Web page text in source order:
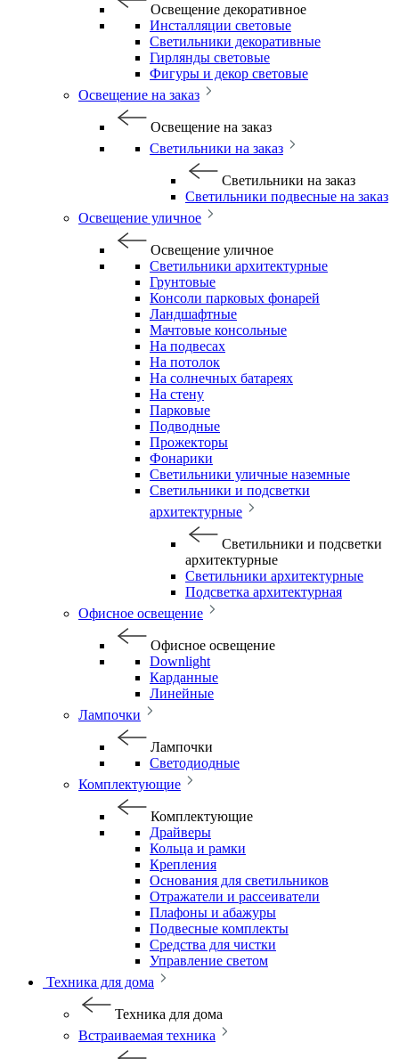
Освещение декоративное
Инсталляции световые
Светильники декоративные
Гирлянды световые
Фигуры и декор световые
Освещение на заказ
Освещение на заказ
Светильники на заказ
Светильники на заказ
Светильники подвесные на заказ
Освещение уличное
Освещение уличное
Светильники архитектурные
Грунтовые
Консоли парковых фонарей
Ландшафтные
Мачтовые консольные
На подвесах
На потолок
На солнечных батареях
На стену
Парковые
Подводные
Прожекторы
Фонарики
Светильники уличные наземные
Светильники и подсветки
архитектурные
Светильники и подсветки
архитектурные
Светильники архитектурные
Подсветка архитектурная
Офисное освещение
Офисное освещение
Downlight
Карданные
Линейные
Лампочки
Лампочки
Светодиодные
Комплектующие
Комплектующие
Драйверы
Кольца и рамки
Крепления
Основания для светильников
Отражатели и рассеиватели
Плафоны и абажуры
Подвесные комплекты
Средства для чистки
Управление светом
Техника для дома
Техника для дома
Встраиваемая техника